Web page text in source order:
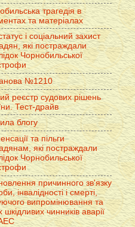
трагедія в
та матеріалах
і соціальний захист
які постраждали
Чорнобильської
№1210
реєстр судових рішень
Тест-драйв
блогу
та пільги
які постраждали
Чорнобильської
причинного зв'язку
інвалідності і смерті,
випромінювання та
шкідливих чинників аварії